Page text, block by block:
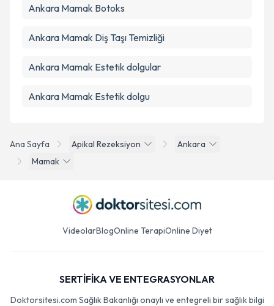
Ana Sayfa Apikal Rezeksiyon
Ankara
Mamak
Ankara Mamak Botoks
Ankara Mamak Diş Taşı Temizliği
Ankara Mamak Estetik dolgular
Ankara Mamak Estetik dolgu
VideolarBlogOnline TerapiOnline Diyet
SERTİFİKA VE ENTEGRASYONLAR
Doktorsitesi.com Sağlık Bakanlığı onaylı ve entegreli bir sağlık bilgi